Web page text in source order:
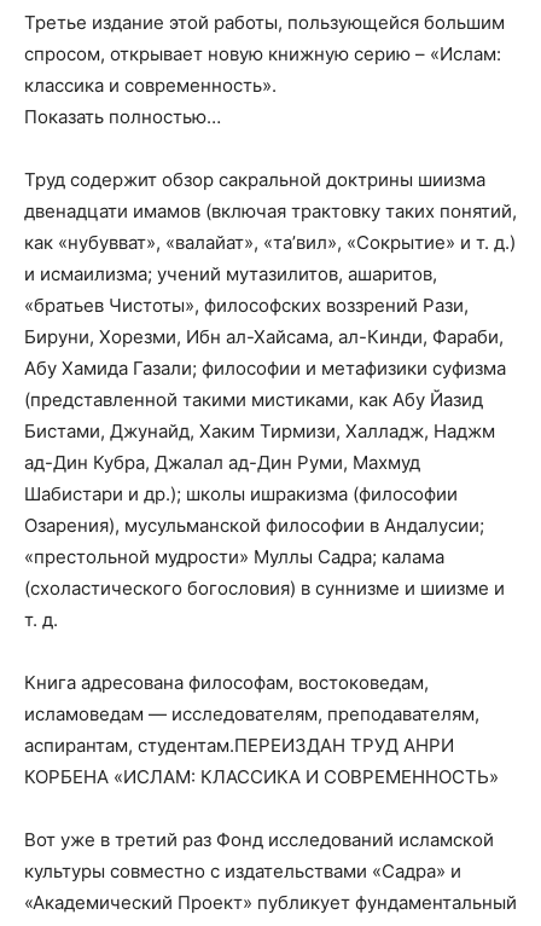
Третье издание этой работы, пользующейся большим
спросом, открывает новую книжную серию – «Ислам:
классика и современность».
Показать полностью…
Труд содержит обзор сакральной доктрины шиизма
двенадцати имамов (включая трактовку таких понятий,
как «нубувват», «валайат», «та’вил», «Сокрытие» и т. д.)
и исмаилизма; учений мутазилитов, ашаритов,
«братьев Чистоты», философских воззрений Рази,
Бируни, Хорезми, Ибн ал-Хайсама, ал-Кинди, Фараби,
Абу Хамида Газали; философии и метафизики суфизма
(представленной такими мистиками, как Абу Йазид
Бистами, Джунайд, Хаким Тирмизи, Халладж, Наджм
ад-Дин Кубра, Джалал ад-Дин Руми, Махмуд
Шабистари и др.); школы ишракизма (философии
Озарения), мусульманской философии в Андалусии;
«престольной мудрости» Муллы Садра; калама
(схоластического богословия) в суннизме и шиизме и
т. д.
Книга адресована философам, востоковедам,
исламоведам — исследователям, преподавателям,
аспирантам, студентам.ПЕРЕИЗДАН ТРУД АНРИ
КОРБЕНА «ИСЛАМ: КЛАССИКА И СОВРЕМЕННОСТЬ»
Вот уже в третий раз Фонд исследований исламской
культуры совместно с издательствами «Садра» и
«Академический Проект» публикует фундаментальный